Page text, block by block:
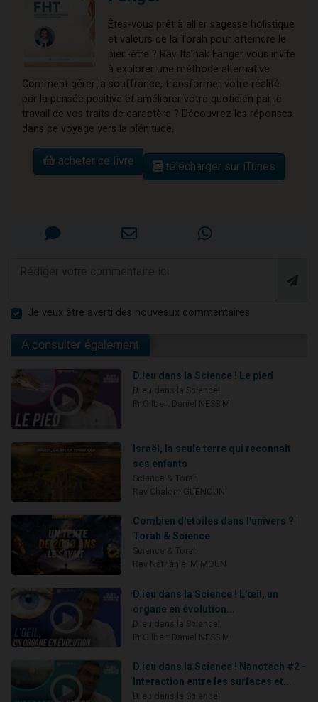
Êtes-vous prêt à allier sagesse holistique
et valeurs de la Torah pour atteindre le
bien-être ? Rav Its'hak Fanger vous invite
à explorer une méthode alternative.
Comment gérer la souffrance, transformer votre réalité
par la pensée positive et améliorer votre quotidien par le
travail de vos traits de caractère ? Découvrez les réponses
dans ce voyage vers la plénitude.
acheter ce livre télécharger sur iTunes
Je veux être averti des nouveaux commentaires
A consulter également
D.ieu dans la Science ! Le pied
Israël, la seule terre qui reconnaît
ses enfants
Combien d'étoiles dans l'univers ? |
Torah & Science
D.ieu dans la Science ! L'œil, un
organe en évolution...
D.ieu dans la Science ! Nanotech #2 -
Interaction entre les surfaces et...